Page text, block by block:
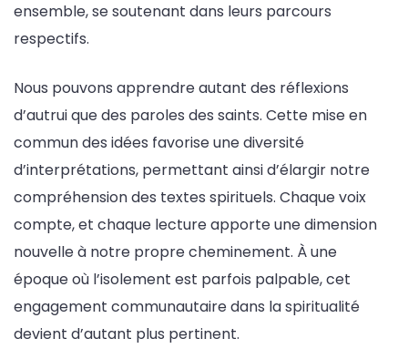
ensemble, se soutenant dans leurs parcours
respectifs.
Nous pouvons apprendre autant des réflexions
d’autrui que des paroles des saints. Cette mise en
commun des idées favorise une diversité
d’interprétations, permettant ainsi d’élargir notre
compréhension des textes spirituels. Chaque voix
compte, et chaque lecture apporte une dimension
nouvelle à notre propre cheminement. À une
époque où l’isolement est parfois palpable, cet
engagement communautaire dans la spiritualité
devient d’autant plus pertinent.